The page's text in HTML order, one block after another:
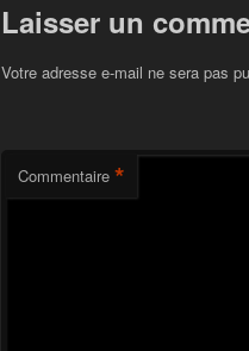
Laisser un
Votre adresse e-mail ne sera pas
Commentaire *